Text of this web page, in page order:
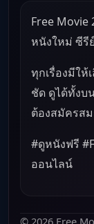
Free
หนังใหม่ ซีรี
ทุกเรื่องมีใ
ชัด ดูได้ทั้งบ
ต้องสมัครส
#ดูหนังฟรี
ออนไลน์
© 2026 Free